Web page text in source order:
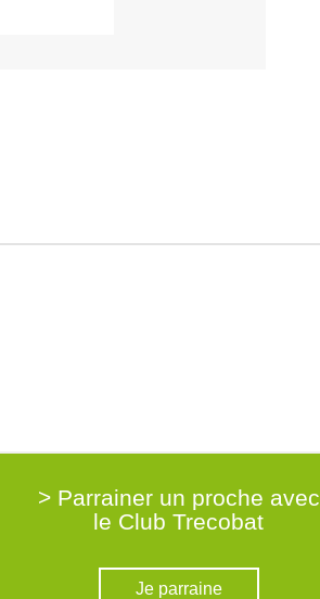
> Parrainer un proche avec
le Club Trecobat
Je parraine